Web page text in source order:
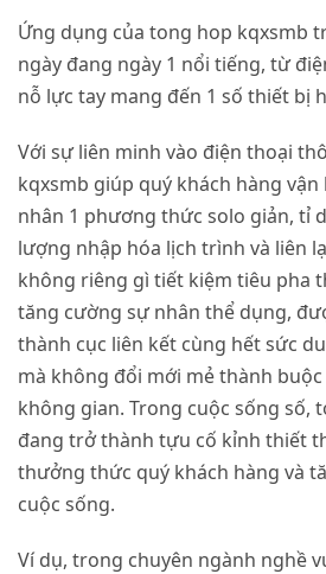
Ứng dụng của tong hop kqxsmb
ngày đang ngày 1 nổi tiếng, từ
nỗ lực tay mang đến 1 số thiết bị
Với sự liên minh vào điện thoại
kqxsmb giúp quý khách hàng
nhân 1 phương thức solo giản, tỉ
lượng nhập hóa lịch trình và liên
không riêng gì tiết kiệm tiêu pha
tăng cường sự nhân thể dụng,
thành cục liên kết cùng hết sức
mà không đổi mới mẻ thành
không gian. Trong cuộc sống số,
đang trở thành tựu cố kỉnh thiết
thưởng thức quý khách hàng và
cuộc sống.
Ví dụ, trong chuyên ngành nghề